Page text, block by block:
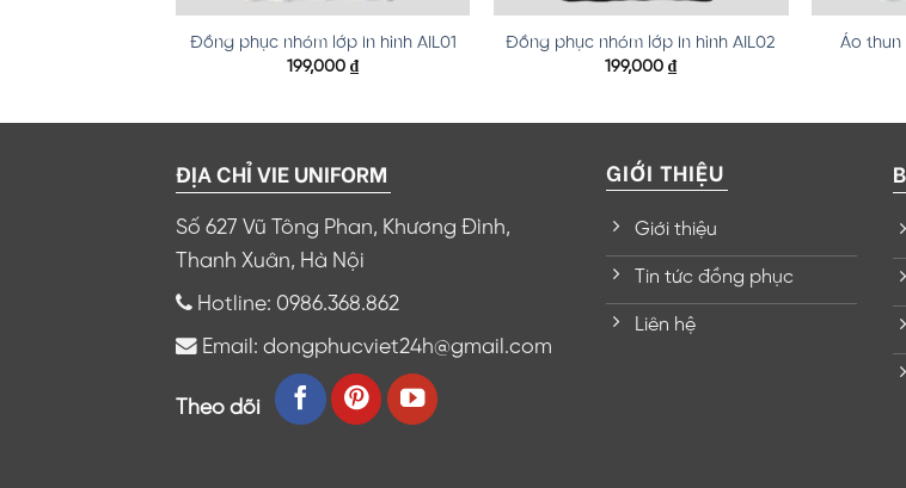
Đồng phục nhóm lớp in hình AIL01
199,000₫
Đồng phục nhóm lớp in hình AIL02
199,000₫
Áo thun
ĐỊA CHỈ VIE UNIFORM
Số 627 Vũ Tông Phan, Khương Đình,
Thanh Xuân, Hà Nội
Hotline: 0986.368.862
Email: dongphucviet24h@gmail.com
Theo dõi
GIỚI THIỆU
Giới thiệu
Tin tức đồng phục
Liên hệ